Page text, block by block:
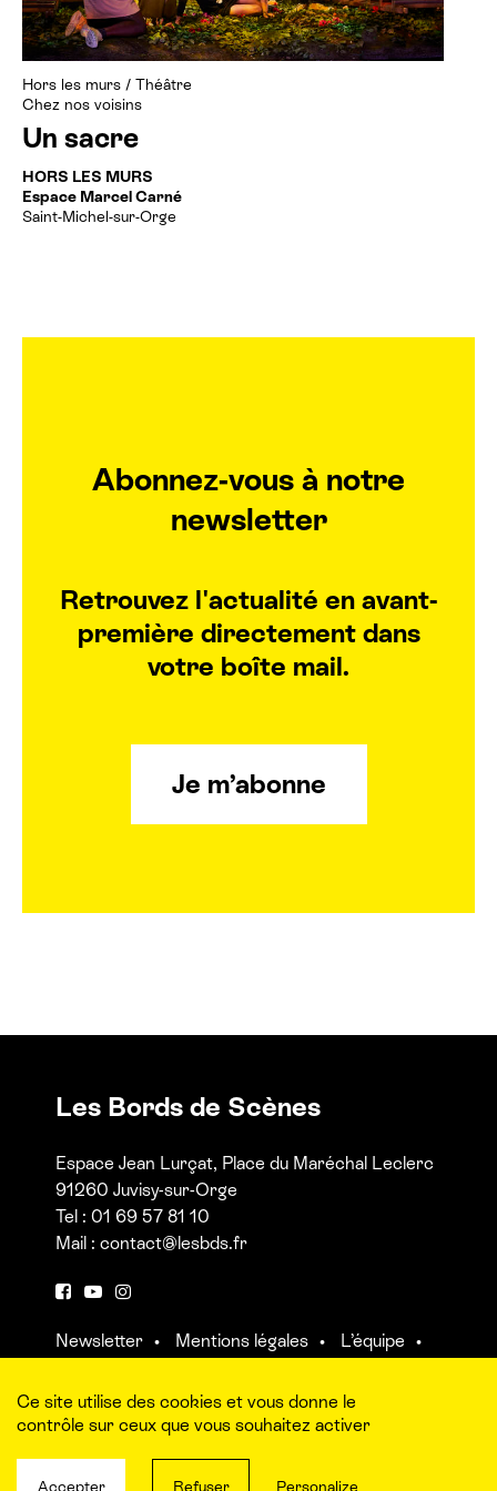
Billetterie cinéma
Rechercher
Hors les murs / Théâtre
Chez nos voisins
Un sacre
HORS LES MURS
Espace Marcel Carné
Saint-Michel-sur-Orge
Abonnez-vous à notre
newsletter
Retrouvez l'actualité en avant-
première directement dans
votre boîte mail.
Je m’abonne
Les Bords de Scènes
Espace Jean Lurçat, Place du Maréchal Leclerc
91260 Juvisy-sur-Orge
Tel : 01 69 57 81 10
Mail : contact@lesbds.fr
F
c
b
o
Y
u
u
b
I
s
a
g
Newsletter Mentions légales
L’équipe
Ce site utilise des cookies et vous donne le
contrôle sur ceux que vous souhaitez activer
Accepter Refuser Personalize